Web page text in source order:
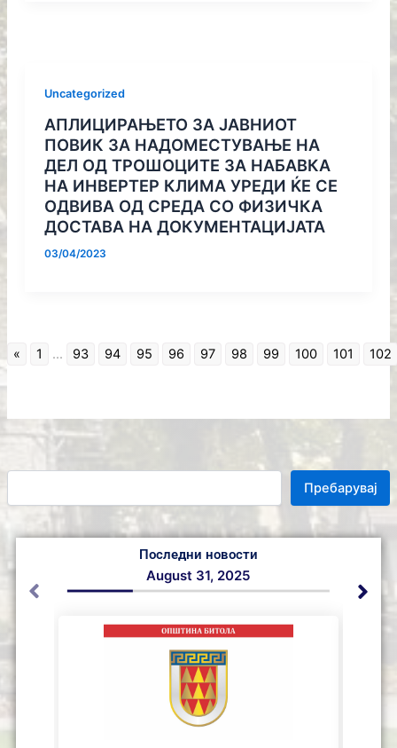
Пребарувај
Последни новости
August 31, 2025
Uncategorized
АПЛИЦИРАЊЕТО ЗА ЈАВНИОТ
ПОВИК ЗА НАДОМЕСТУВАЊЕ НА
ДЕЛ ОД ТРОШОЦИТЕ ЗА НАБАВКА
НА ИНВЕРТЕР КЛИМА УРЕДИ ЌЕ СЕ
ОДВИВА ОД СРЕДА СО ФИЗИЧКА
ДОСТАВА НА ДОКУМЕНТАЦИЈАТА
03/04/2023
« 1 ... 93 94 95 96 97 98 99 100 101 102